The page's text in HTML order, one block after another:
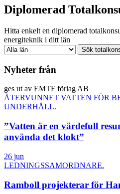
Diplomerad
Hitta enkelt en diplomerad
energiteknik i ditt län
Nyheter från
ges ut av EMTF förlag AB
ÅTERVUNNET VATTEN FÖR
UNDERHÅLL.
”Vatten är en värdefull
använda det klokt”
26 jun
LEDNINGSSAMORDNARE.
Ramboll projekterar för